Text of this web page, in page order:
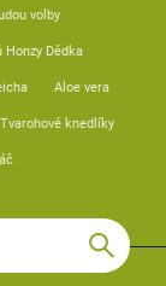
volby
Honzy Dědka
Aloe vera
Tvarohové knedlíky